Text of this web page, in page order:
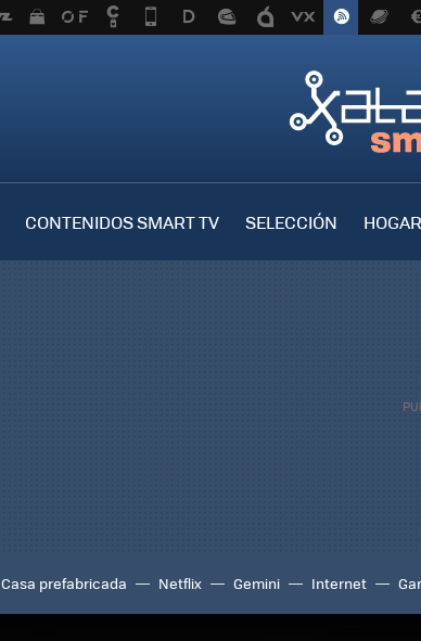
CONTENIDOS SMART TV SELECCIÓN HOGAR
Casa prefabricada Netflix Gemini Internet